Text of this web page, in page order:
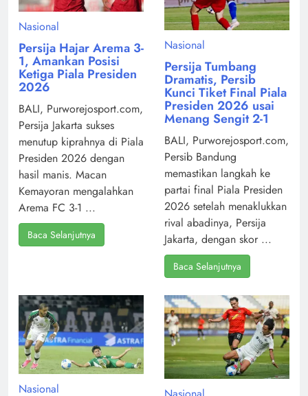
Nasional
Persija Hajar Arema 3-
1, Amankan Posisi
Ketiga Piala Presiden
2026
BALI, Purworejosport.com,
Persija Jakarta sukses
menutup kiprahnya di Piala
Presiden 2026 dengan
hasil manis. Macan
Kemayoran mengalahkan
Arema FC 3-1 ...
Baca Selanjutnya
Nasional
Persija Tumbang
Dramatis, Persib
Kunci Tiket Final Piala
Presiden 2026 usai
Menang Sengit 2-1
BALI, Purworejosport.com,
Persib Bandung
memastikan langkah ke
partai final Piala Presiden
2026 setelah menaklukkan
rival abadinya, Persija
Jakarta, dengan skor ...
Baca Selanjutnya
Nasional